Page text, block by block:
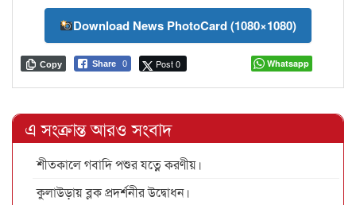
Download News PhotoCard (1080×1080)
Share 0 Post 0
Copy Whatsapp
এ সংক্রান্ত আরও সংবাদ
শীতকালে গবাদি পশুর যত্নে করণীয়।
কুলাউড়ায় ব্লক প্রদর্শনীর উদ্বোধন।